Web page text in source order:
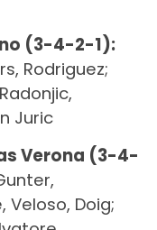
(3-4-2-1):
Rodriguez;
Juric
Verona (3-4-
Veloso, Doig;